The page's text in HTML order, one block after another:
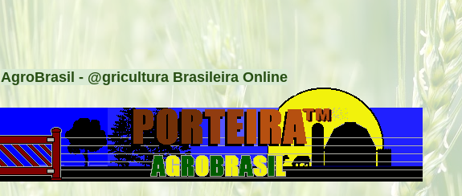
AgroBrasil - @gricultura Brasileira Online